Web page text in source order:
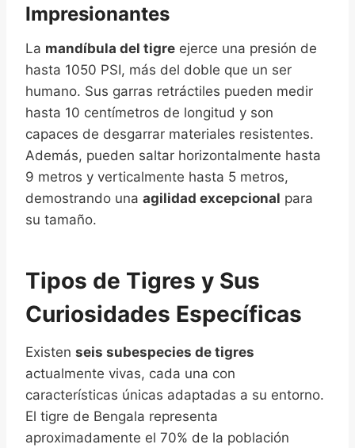
Impresionantes
La mandíbula del tigre ejerce una presión de
hasta 1050 PSI, más del doble que un ser
humano. Sus garras retráctiles pueden medir
hasta 10 centímetros de longitud y son
capaces de desgarrar materiales resistentes.
Además, pueden saltar horizontalmente hasta
9 metros y verticalmente hasta 5 metros,
demostrando una agilidad excepcional para
su tamaño.
Tipos de Tigres y Sus
Curiosidades Específicas
Existen seis subespecies de tigres
actualmente vivas, cada una con
características únicas adaptadas a su entorno.
El tigre de Bengala representa
aproximadamente el 70% de la población